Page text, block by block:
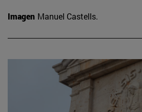
Imagen Manuel Castells.